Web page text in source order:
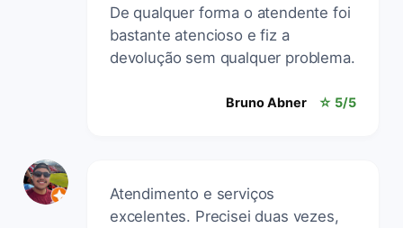
De qualquer forma o atendente foi
bastante atencioso e fiz a
devolução sem qualquer problema.
Bruno Abner ☆ 5/5
Atendimento e serviços
excelentes. Precisei duas vezes,